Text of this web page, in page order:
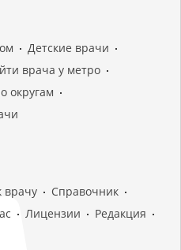
Детские врачи
врача у метро
округам
врачу
Справочник
Лицензии
Редакция